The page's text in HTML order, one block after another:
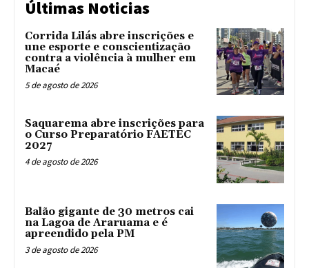
Últimas Noticias
Corrida Lilás abre inscrições e
une esporte e conscientização
contra a violência à mulher em
Macaé
5 de agosto de 2026
Saquarema abre inscrições para
o Curso Preparatório FAETEC
2027
4 de agosto de 2026
Balão gigante de 30 metros cai
na Lagoa de Araruama e é
apreendido pela PM
3 de agosto de 2026